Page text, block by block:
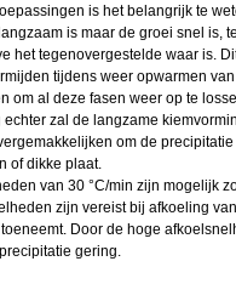
is het belangrijk te
is maar de groei snel is,
het tegenovergestelde waar is.
tijdens weer opwarmen
om al deze fasen weer op te
zal de langzame
om de
of dikke plaat.
van 30 °C/min zijn mogelijk
zijn vereist bij afkoeling
Door de hoge
gering.